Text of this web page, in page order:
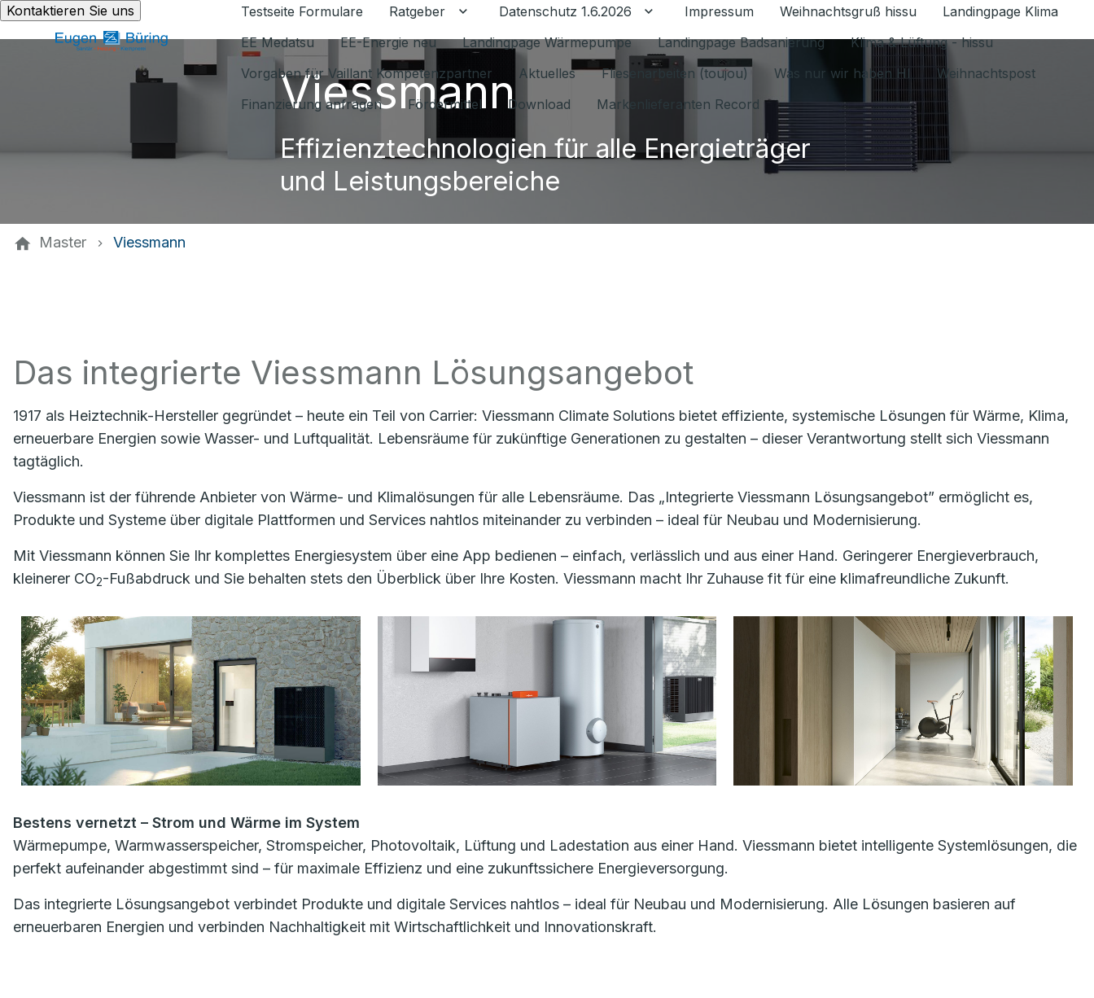
Kontaktieren Sie uns Testseite Formulare Ratgeber Untermenü für Ratgeber umschalten
Datenschutz 1.6.2026 Untermenü für Datenschutz 1.6.2026 umschalten
Impressum Weihnachtsgruß hissu
Landingpage Klima
EE Medatsu
EE-Energie neu Landingpage Wärmepumpe Landingpage Badsanierung
Klima & Lüftung - hissu
Vorgaben für Vaillant Kompetenzpartner
Aktuelles Fliesenarbeiten (toujou) Was nur wir haben HI
Weihnachtspost
Finanzierung anfragen
Fördermittel Download Markenlieferanten Record
Viessmann
Effizienztechnologien für alle Energieträger
und Leistungsbereiche
Master Viessmann
Das integrierte Viessmann Lösungsangebot
1917 als Heiztechnik-Hersteller gegründet – heute ein Teil von Carrier: Viessmann Climate Solutions bietet effiziente, systemische Lösungen für Wärme, Klima,
erneuerbare Energien sowie Wasser- und Luftqualität. Lebensräume für zukünftige Generationen zu gestalten – dieser Verantwortung stellt sich Viessmann
tagtäglich.
Viessmann ist der führende Anbieter von Wärme- und Klimalösungen für alle Lebensräume. Das „Integrierte Viessmann Lösungsangebot” ermöglicht es,
Produkte und Systeme über digitale Plattformen und Services nahtlos miteinander zu verbinden – ideal für Neubau und Modernisierung.
Mit Viessmann können Sie Ihr komplettes Energiesystem über eine App bedienen – einfach, verlässlich und aus einer Hand. Geringerer Energieverbrauch,
kleinerer CO2-Fußabdruck und Sie behalten stets den Überblick über Ihre Kosten. Viessmann macht Ihr Zuhause fit für eine klimafreundliche Zukunft.
Bestens vernetzt – Strom und Wärme im System
Wärmepumpe, Warmwasserspeicher, Stromspeicher, Photovoltaik, Lüftung und Ladestation aus einer Hand. Viessmann bietet intelligente Systemlösungen, die
perfekt aufeinander abgestimmt sind – für maximale Effizienz und eine zukunftssichere Energieversorgung.
Das integrierte Lösungsangebot verbindet Produkte und digitale Services nahtlos – ideal für Neubau und Modernisierung. Alle Lösungen basieren auf
erneuerbaren Energien und verbinden Nachhaltigkeit mit Wirtschaftlichkeit und Innovationskraft.